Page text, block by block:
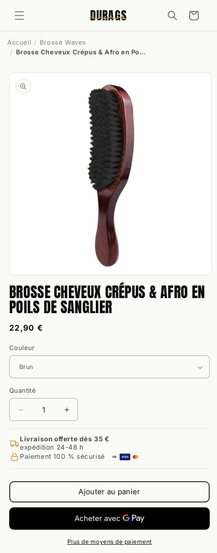
passer
au
DURAGS Panier
Accueil
Brosse Waves
Brosse Cheveux Crépus & Afro en Poils de Sanglier
Passer aux
informations
produits
le
média
1
dans
fenêtre
modale
BROSSE CHEVEUX CRÉPUS & AFRO EN
POILS DE SANGLIER
Prix
22,90 €
Couleur
Quantité
Quantité
Réduire
la
quantité
de
Brosse
&amp;
en
Augmenter
la
quantité
de
Brosse
&amp;
Afro
en
Poils
Livraison offerte dès 35 €
expédition 24-48 h
Paiement 100 % sécurisé
CB VISA
Ajouter au panier
Plus de moyens de paiement